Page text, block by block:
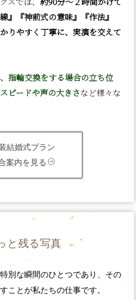
』『神前式の意味』『作法』
りやすく丁寧に、実演を交えて
指輪交換をする場合の立ち位
ピードや声の大きさなど様々な
結婚式プラン
案内を見る
と残る写真
別な瞬間のひとつであり、その
ことが私たちの仕事です。